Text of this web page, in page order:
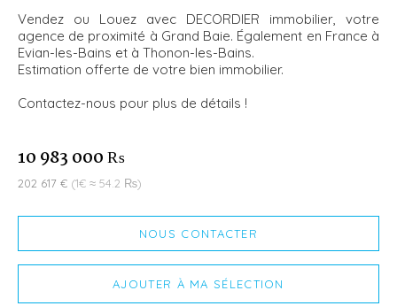
Vendez ou Louez avec DECORDIER immobilier, votre
agence de proximité à Grand Baie. Également en France à
Evian-les-Bains et à Thonon-les-Bains.
Estimation offerte de votre bien immobilier.
Contactez-nous pour plus de détails !
10 983 000 ₨
202 617 € (1€ ≈ 54.2 ₨)
NOUS CONTACTER
AJOUTER À MA SÉLECTION